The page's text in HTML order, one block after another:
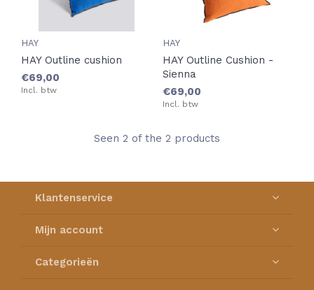
HAY
HAY Outline cushion
€69,00
Incl. btw
HAY
HAY Outline Cushion -
Sienna
€69,00
Incl. btw
Seen 2 of the 2 products
Klantenservice
Mijn account
Categorieën